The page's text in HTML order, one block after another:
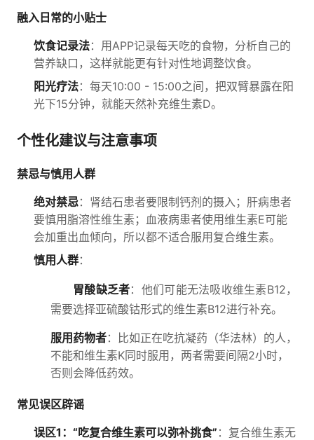
融入日常的小贴士
饮食记录法：用APP记录每天吃的食物，分析自己的
营养缺口，这样就能更有针对性地调整饮食。
阳光疗法：每天10:00 - 15:00之间，把双臂暴露在阳
光下15分钟，就能天然补充维生素D。
个性化建议与注意事项
禁忌与慎用人群
绝对禁忌：肾结石患者要限制钙剂的摄入；肝病患者
要慎用脂溶性维生素；血液病患者使用维生素E可能
会加重出血倾向，所以都不适合服用复合维生素。
慎用人群：
胃酸缺乏者：他们可能无法吸收维生素B12，
需要选择亚硫酸钴形式的维生素B12进行补充。
服用药物者：比如正在吃抗凝药（华法林）的人，
不能和维生素K同时服用，两者需要间隔2小时，
否则会降低药效。
常见误区辟谣
误区1：“吃复合维生素可以弥补挑食” ：复合维生素无